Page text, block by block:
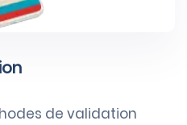
de validation